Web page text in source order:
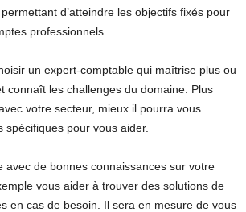
d’atteindre les objectifs fixés pour
professionnels.
un expert-comptable qui maîtrise plus ou
connaît les challenges du domaine. Plus
votre secteur, mieux il pourra vous
spécifiques pour vous aider.
avec de bonnes connaissances sur votre
vous aider à trouver des solutions de
en cas de besoin. Il sera en mesure de vous